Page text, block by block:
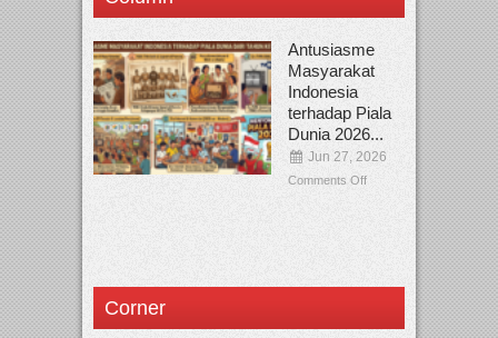
Antusiasme
Masyarakat
Indonesia
terhadap Piala
Dunia 2026...
Jun 27, 2026
Comments Off
Corner